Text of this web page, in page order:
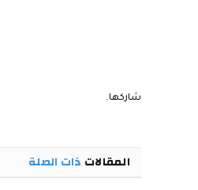
شاركها.
المقالات ذات الصلة